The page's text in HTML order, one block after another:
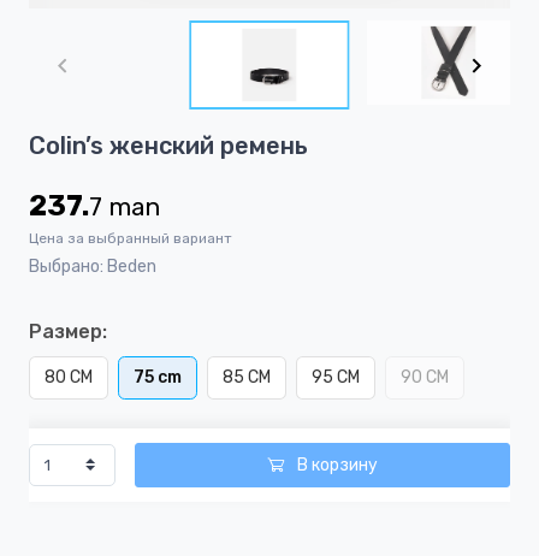
1
2
Colin’s женский ремень
237.7 man
Цена за выбранный вариант
Выбрано: Beden
Размер:
80 CM 75 cm 85 CM 95 CM 90 CM
В корзину